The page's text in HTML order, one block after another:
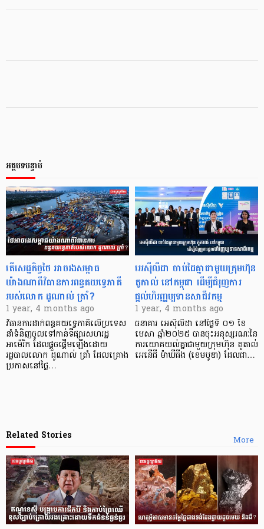
អត្ថបទបន្ទាប់
តើសេដ្ឋកិច្ចថៃ អាចរងសម្ពាធ
យ៉ាងណាពីវិធានការពន្ធគយទ្វេភាគី
របស់លោក ដូណាល់ ត្រាំ?
1 year, 4 months ago
វិធានការដាក់ពន្ធគយទ្វេភាគីលើប្រទេស
នាំទំនិញចូលទៅកាន់ទីផ្សារសហរដ្ឋ
អាម៉េរិក ដែលផ្តួចផ្តើមឡើងដោយ
រដ្ឋបាលលោក ដូណាល់ ត្រាំ ដែលគ្រោង
ប្រកាសនៅថ្ងៃ…
អេស៊ីលីដា ចាប់ដៃគ្នាជាមួយក្រុមហ៊ុន
តូតាល់ នៅកម្ពុជា ដើម្បីជំរុញការ
ផ្ដល់ហិរញ្ញប្បទានសាជីវកម្ម
1 year, 4 months ago
ធនាគារ អេស៊ីលីដា នៅថ្ងៃទី ០១ ខែ
មេសា ឆ្នាំ២០២៥ បានចុះអនុស្សរណៈនៃ
ការយោគយល់គ្នាជាមួយក្រុមហ៊ុន តូតាល់
អេនើជី ម៉ាឃីធីង (ខេមបូឌា) ដែលជា…
More
Related Stories